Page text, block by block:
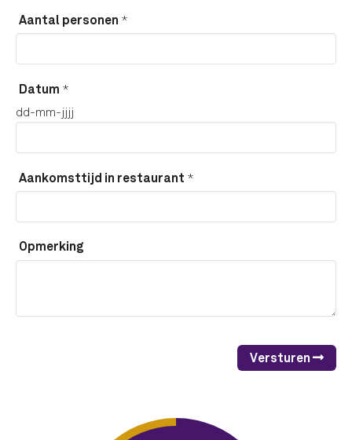
Aantal personen *
Datum *
dd-mm-jjjj
Aankomsttijd in restaurant *
Opmerking
Versturen